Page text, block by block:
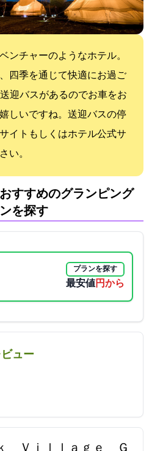
ンチャーのようなホテル。
四季を通じて快適にお過ご
迎バスがあるのでお車をお
しいですね。送迎バスの停
イトもしくはホテル公式サ
い。
すすめのグランピング
を探す
プランを探す
最安値5150円から
ュー
Ｖｉｌｌａｇｅ Ｇ